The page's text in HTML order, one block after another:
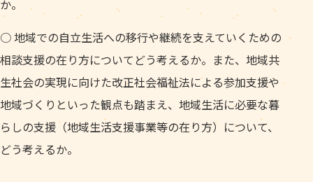
か。
○ 地域での自立生活への移行や継続を支えていくための
相談支援の在り方についてどう考えるか。また、地域共
生社会の実現に向けた改正社会福祉法による参加支援や
地域づくりといった観点も踏まえ、地域生活に必要な暮
らしの支援（地域生活支援事業等の在り方）について、
どう考えるか。